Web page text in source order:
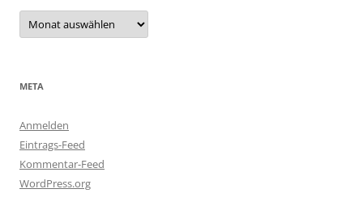
Archiv
META
Anmelden
Eintrags-Feed
Kommentar-Feed
WordPress.org